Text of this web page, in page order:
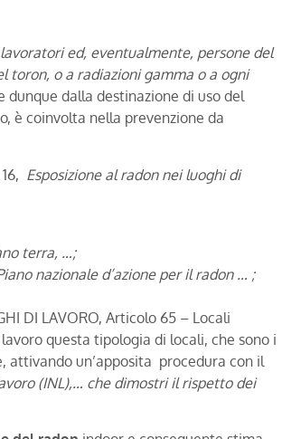
ed, eventualmente, persone del
toron, o a radiazioni gamma o a ogni
dunque dalla destinazione di uso del
è coinvolta nella prevenzione da
Esposizione al radon nei luoghi di
terra, …;
nazionale d’azione per il radon … ;
DI LAVORO, Articolo 65 – Locali
questa tipologia di locali, che sono i
attivando un’apposita procedura con il
(INL),… che dimostri il rispetto dei